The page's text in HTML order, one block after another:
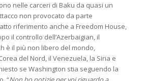
nelle carceri di Baku da quasi un
non provocato da parte
riferimento anche a Freedom House,
il controllo dell’Azerbaigian, il
è il più non libero del mondo,
del Nord, il Venezuela, la Siria e
se Washington stia seguendo la